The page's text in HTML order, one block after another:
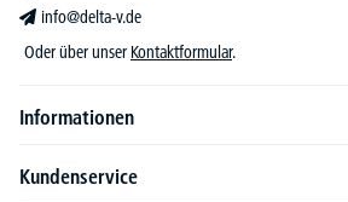
info@delta-v.de
Oder über unser Kontaktformular.
Informationen
Kundenservice